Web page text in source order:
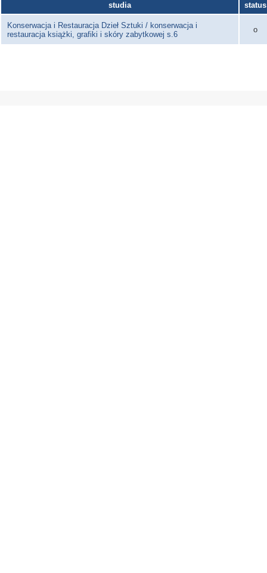
studia status
Konserwacja i Restauracja Dzieł Sztuki / konserwacja i
restauracja książki, grafiki i skóry zabytkowej s.6
o